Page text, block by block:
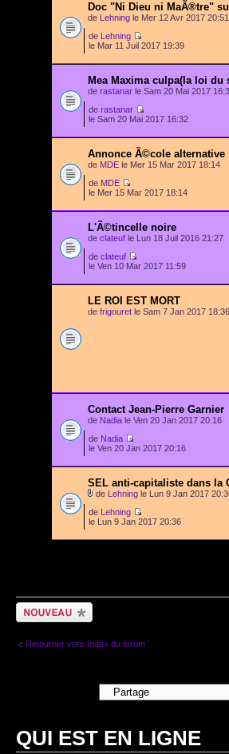
Doc "Ni Dieu ni MaÃ®tre"
de Lehning le Mer 12 Avr 2017 20:51
de Lehning
le Mar 11 Juil 2017 19:39
Mea Maxima culpa(la loi du
de rastanar le Sam 20 Mai 2017
de rastanar
le Sam 20 Mai 2017 16:32
Annonce Ã©cole alternative
de MDE le Mer 15 Mar 2017 18:14
de MDE
le Mer 15 Mar 2017 18:14
L'Ã©tincelle noire
de clateuf le Lun 18 Juil 2016 21:27
de clateuf
le Ven 10 Mar 2017 11:59
LE ROI EST MORT
de frigouret le Sam 7 Jan 2017 18:36
Contact Jean-Pierre Garnier
de Nadia le Ven 20 Jan 2017 20:16
de Nadia
le Ven 20 Jan 2017 20:16
SEL anti-capitaliste dans la
de Lehning le Lun 9 Jan 2017
de Lehning
le Lun 9 Jan 2017 20:36
Ecrire un nouveau
sujet
Retourner vers Index du forum
QUI EST EN LIGNE